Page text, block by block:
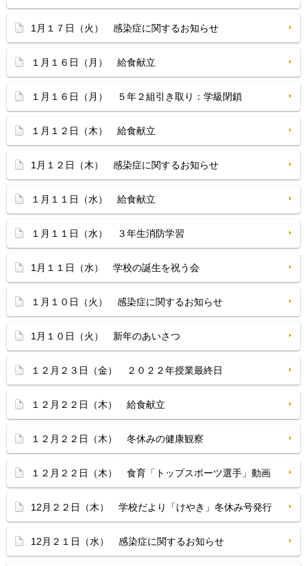
1月１７日（火） 感染症に関するお知らせ
１月１６日（月） 給食献立
１月１６日（月） ５年２組引き取り：学級閉鎖
１月１２日（木） 給食献立
1月１２日（木） 感染症に関するお知らせ
１月１１日（水） 給食献立
１月１１日（水） ３年生消防学習
1月１１日（水） 学校の誕生を祝う会
１月１０日（火） 感染症に関するお知らせ
1月１０日（火） 新年のあいさつ
１２月２３日（金） ２０２２年授業最終日
１２月２２日（木） 給食献立
１２月２２日（木） 冬休みの健康観察
１２月２２日（木） 食育「トップスポーツ選手」動画
12月２２日（木） 学校だより「けやき」冬休み号発行
12月２１日（水） 感染症に関するお知らせ